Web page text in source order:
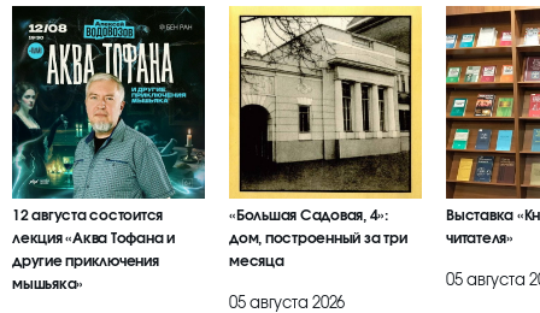
12 августа состоится
лекция «Аква Тофана и
другие приключения
мышьяка»
«Большая Садовая, 4»:
дом, построенный за три
месяца
05 августа 2026
Выставка
читателя»
05 августа